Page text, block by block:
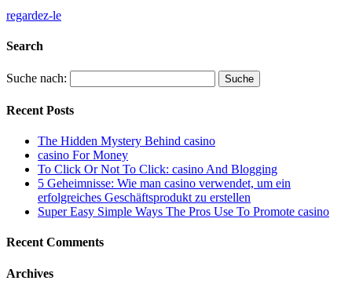
regardez-le
Search
Suche nach:
Recent Posts
The Hidden Mystery Behind casino
casino For Money
To Click Or Not To Click: casino And Blogging
5 Geheimnisse: Wie man casino verwendet, um ein
erfolgreiches Geschäftsprodukt zu erstellen
Super Easy Simple Ways The Pros Use To Promote casino
Recent Comments
Archives